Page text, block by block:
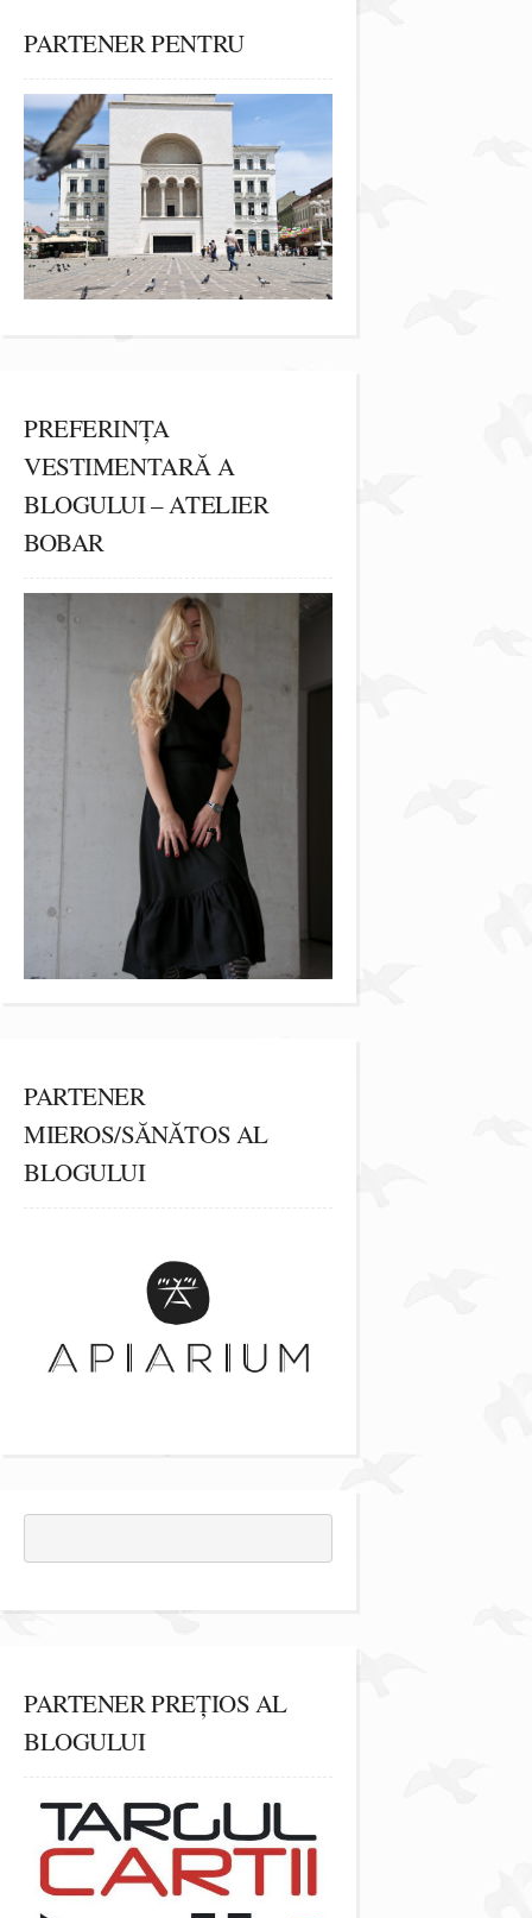
PARTENER PENTRU
PREFERINȚA
VESTIMENTARĂ A
BLOGULUI – ATELIER
BOBAR
PARTENER
MIEROS/SĂNĂTOS AL
BLOGULUI
PARTENER PREȚIOS AL
BLOGULUI